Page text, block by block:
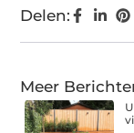
Delen:
Meer